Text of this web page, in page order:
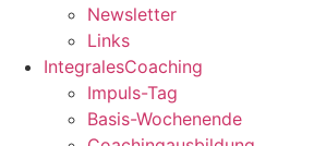
Newsletter
Links
IntegralesCoaching
Impuls-Tag
Basis-Wochenende